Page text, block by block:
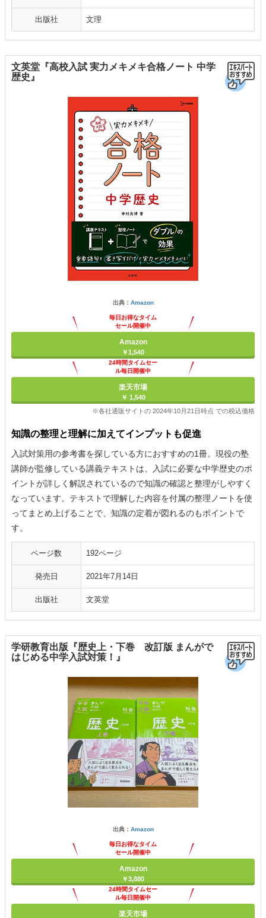
出版社 文理
文英堂『高校入試 実力メキメキ合格ノート 中学
歴史』
出典： Amazon
毎日お得なタイム
セール開催中
Amazon
￥1,540
24時間タイムセー
ル毎日開催中
楽天市場
￥ 1,540
※各社通販サイトの 2024年10月21日時点 での税込価格
知識の整理と理解に加えてインプットも促進
入試対策用の参考書を探している方におすすめの1冊。現役の塾
講師が監修している講義テキストは、入試に必要な中学歴史のポ
イントが詳しく解説されているので知識の確認と整理がしやすく
なっています。テキストで理解した内容を付属の整理ノートを使
ってまとめ上げることで、知識の定着が図れるのもポイントで
す。
ページ数 192ページ
発売日 2021年7月14日
出版社 文英堂
学研教育出版『歴史上・下巻 改訂版 まんがで
はじめる中学入試対策！』
出典： Amazon
毎日お得なタイム
セール開催中
Amazon
￥3,880
24時間タイムセー
ル毎日開催中
楽天市場